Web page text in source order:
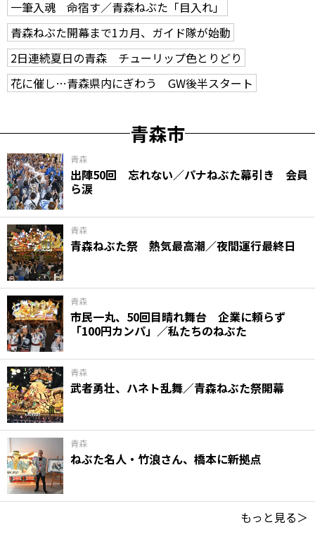
一筆入魂 命宿す／青森ねぶた「目入れ」
青森ねぶた開幕まで1カ月、ガイド隊が始動
2日連続夏日の青森 チューリップ色とりどり
花に催し…青森県内にぎわう GW後半スタート
青森市
青森
出陣50回 忘れない／パナねぶた幕引き 会員
ら涙
青森
青森ねぶた祭 熱気最高潮／夜間運行最終日
青森
市民一丸、50回目晴れ舞台 企業に頼らず
「100円カンパ」／私たちのねぶた
青森
武者勇壮、ハネト乱舞／青森ねぶた祭開幕
青森
ねぶた名人・竹浪さん、橋本に新拠点
もっと見る＞